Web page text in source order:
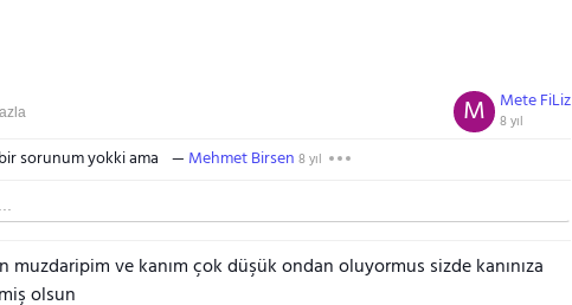
Mete FiLiz
8 yıl
M
sorunum yokki ama Mehmet Birsen 8 yıl
muzdaripim ve kanım çok düşük ondan oluyormus sizde kanınıza
olsun